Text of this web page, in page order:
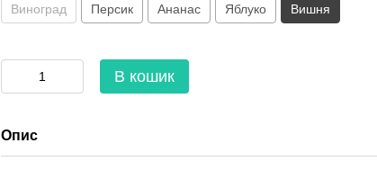
Виноград Персик Ананас Яблуко Вишня
В кошик
Опис